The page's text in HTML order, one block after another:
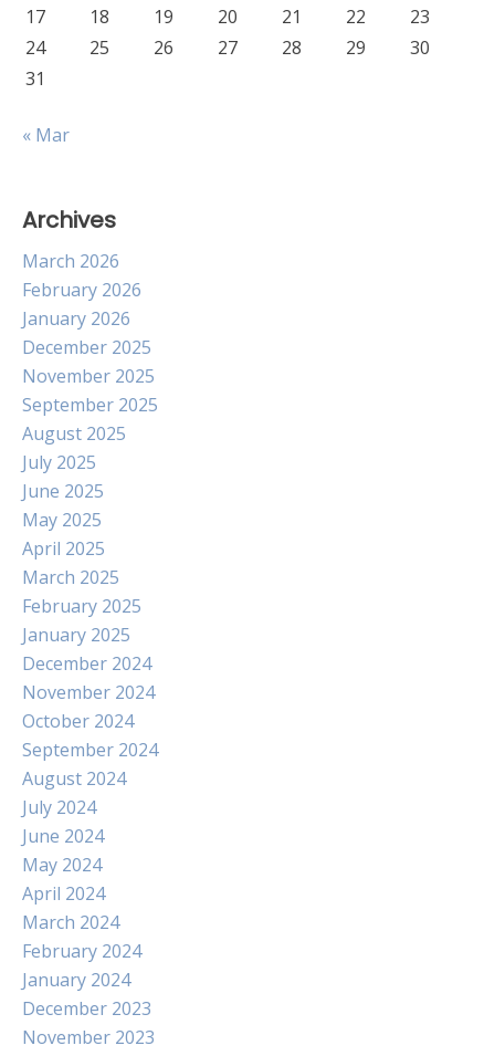
17
18 19 20 21 22
23
24
25 26 27 28 29
30
31
« Mar
Archives
March 2026
February 2026
January 2026
December 2025
November 2025
September 2025
August 2025
July 2025
June 2025
May 2025
April 2025
March 2025
February 2025
January 2025
December 2024
November 2024
October 2024
September 2024
August 2024
July 2024
June 2024
May 2024
April 2024
March 2024
February 2024
January 2024
December 2023
November 2023